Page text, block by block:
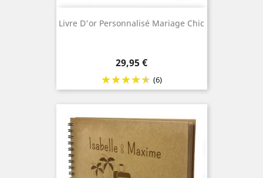
Livre D'or Personnalisé Mariage Chic
Prix
29,95 €
(6)